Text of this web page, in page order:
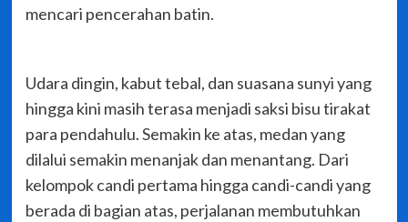
mencari pencerahan batin.
Udara dingin, kabut tebal, dan suasana sunyi yang
hingga kini masih terasa menjadi saksi bisu tirakat
para pendahulu. Semakin ke atas, medan yang
dilalui semakin menanjak dan menantang. Dari
kelompok candi pertama hingga candi-candi yang
berada di bagian atas, perjalanan membutuhkan